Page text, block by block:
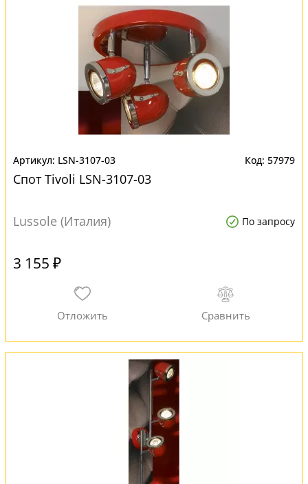
LSN-3107-03 57979
Спот Tivoli LSN-3107-03
Lussole (Италия) По запросу
3 155 ₽